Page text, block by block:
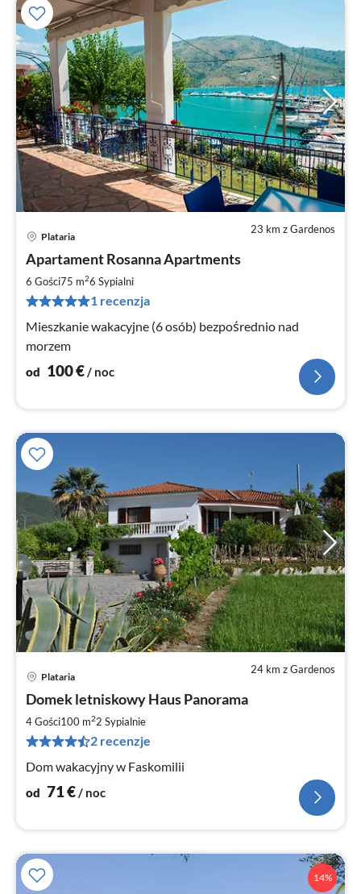
23 km z Gardenos
Plataria
Apartament Rosanna Apartments
6 Gości75 m26 Sypialni
1 recenzja
Mieszkanie wakacyjne (6 osób) bezpośrednio nad
morzem
od 100€ / noc
24 km z Gardenos
Plataria
Domek letniskowy Haus Panorama
4 Gości100 m22 Sypialnie
2 recenzje
Dom wakacyjny w Faskomilii
od 71€/ noc
14%